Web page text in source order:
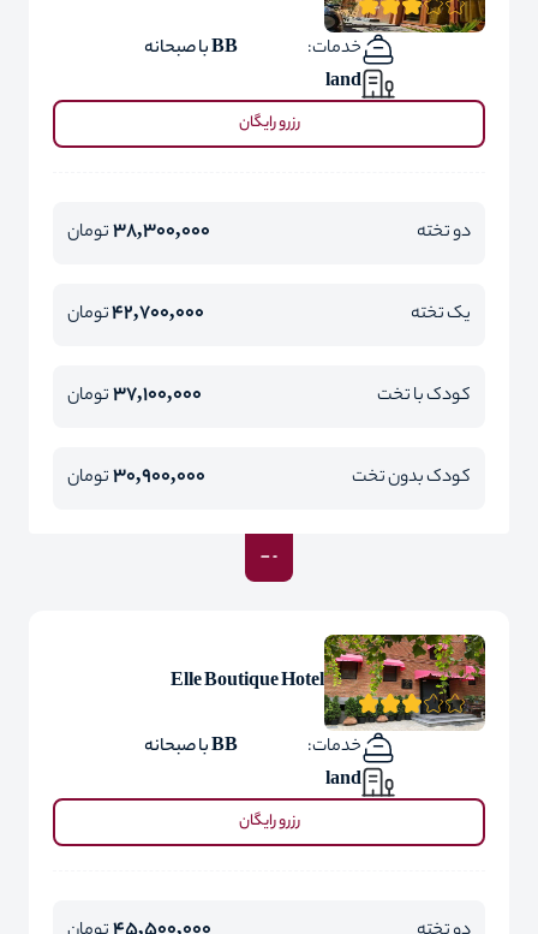
خدمات:
BB با صبحانه
land
رزرو رایگان
دو تخته 38,300,000تومان
یک تخته 42,700,000تومان
کودک با تخت 37,100,000تومان
کودک بدون تخت 30,900,000تومان
Elle Boutique Hotel
خدمات:
BB با صبحانه
land
رزرو رایگان